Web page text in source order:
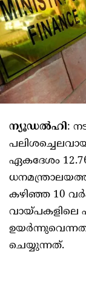
ന്യൂഡല്‍ഹി:
ഏകദേശം
കഴിഞ്ഞ 10
വായ്പകളിലെ
ചെയ്യുന്നത്.